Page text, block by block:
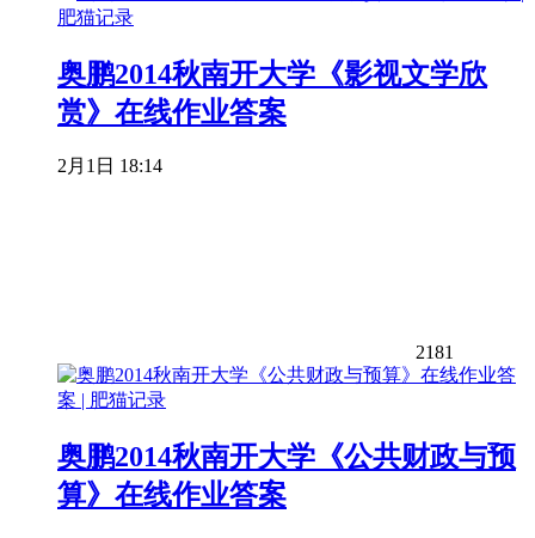
奥鹏2014秋南开大学《影视文学欣
赏》在线作业答案
2月1日 18:14
2181
奥鹏2014秋南开大学《公共财政与预
算》在线作业答案